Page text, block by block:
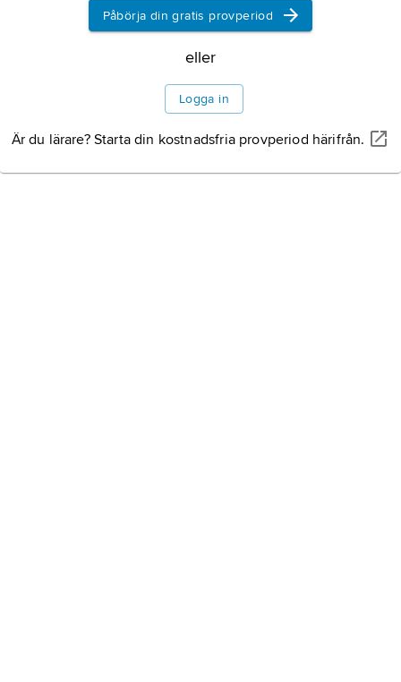
Information om artikeln
Påbörja din gratis provperiod
eller
Logga in
Är du lärare? Starta din kostnadsfria provperiod härifrån.